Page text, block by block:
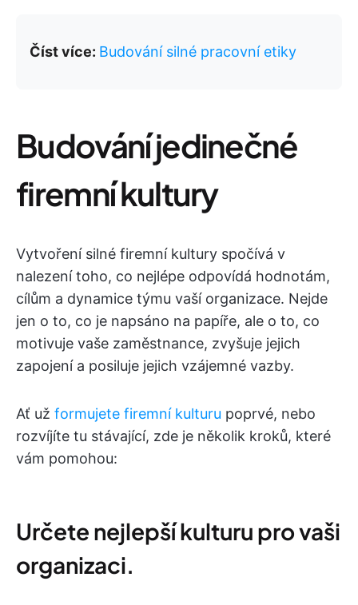
Číst více: Budování silné pracovní etiky
Budování jedinečné
firemní kultury
Vytvoření silné firemní kultury spočívá v
nalezení toho, co nejlépe odpovídá hodnotám,
cílům a dynamice týmu vaší organizace. Nejde
jen o to, co je napsáno na papíře, ale o to, co
motivuje vaše zaměstnance, zvyšuje jejich
zapojení a posiluje jejich vzájemné vazby.
Ať už formujete firemní kulturu poprvé, nebo
rozvíjíte tu stávající, zde je několik kroků, které
vám pomohou:
Určete nejlepší kulturu pro vaši
organizaci.